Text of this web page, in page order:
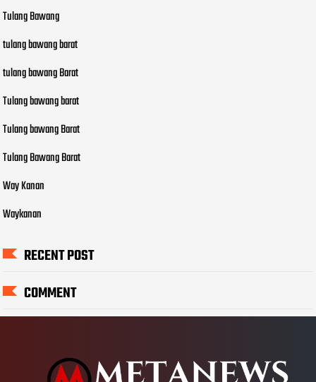
Tulang Bawang
tulang bawang barat
tulang bawang Barat
Tulang bawang barat
Tulang bawang Barat
Tulang Bawang Barat
Way Kanan
Waykanan
RECENT POST
COMMENT